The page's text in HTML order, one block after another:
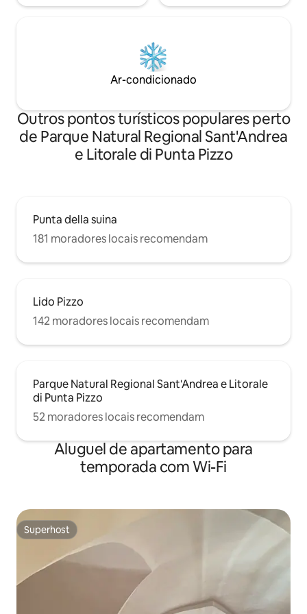
Ar-condicionado
Outros pontos turísticos populares perto
de Parque Natural Regional Sant'Andrea
e Litorale di Punta Pizzo
Punta della suina
181 moradores locais recomendam
Lido Pizzo
142 moradores locais recomendam
Parque Natural Regional Sant'Andrea e Litorale
di Punta Pizzo
52 moradores locais recomendam
Aluguel de apartamento para
temporada com Wi-Fi
Superhost
Superhost